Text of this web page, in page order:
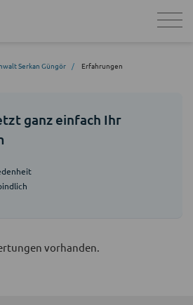
Serkan Güngör Erfahrungen
ganz einfach Ihr
vorhanden.